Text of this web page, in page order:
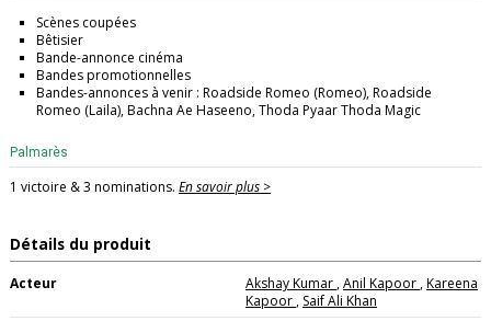
Scènes coupées
Bêtisier
Bande-annonce cinéma
Bandes promotionnelles
Bandes-annonces à venir : Roadside Romeo (Romeo), Roadside
Romeo (Laila), Bachna Ae Haseeno, Thoda Pyaar Thoda Magic
Palmarès
1 victoire & 3 nominations. En savoir plus >
Détails du produit
Acteur Akshay Kumar ,Anil Kapoor ,Kareena
Kapoor , Saif Ali Khan